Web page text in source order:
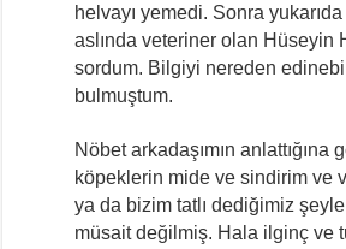
helvayı yemedi. Sonra
aslında veteriner olan Hüseyin
sordum. Bilgiyi nereden
bulmuştum.
Nöbet arkadaşımın anlattığına
köpeklerin mide ve sindirim ve
ya da bizim tatlı dediğimiz
müsait değilmiş. Hala ilginç ve